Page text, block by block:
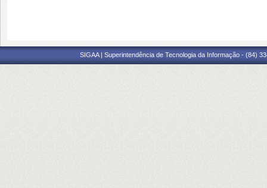
SIGAA | Superintendência de Tecnologia da Informação - (84)